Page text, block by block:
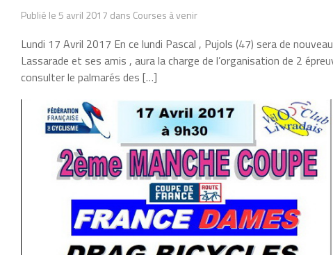
Publié le 5 avril 2017 dans Courses à venir
Lundi 17 Avril 2017 En ce lundi Pascal , Pujols (47) sera de
Lassarade et ses amis , aura la charge de l’organisation de 2
consulter le palmarés des […]